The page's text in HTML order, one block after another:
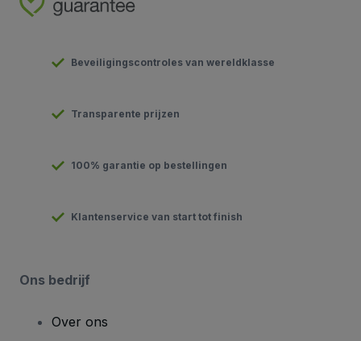
Beveiligingscontroles van wereldklasse
Transparente prijzen
100% garantie op bestellingen
Klantenservice van start tot finish
Ons bedrijf
Over ons